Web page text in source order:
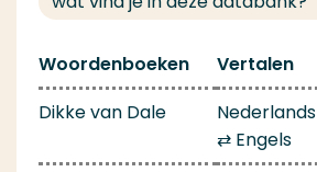
Woordenboeken Vertalen
Dikke van Dale
Nederlands
⇄ Engels